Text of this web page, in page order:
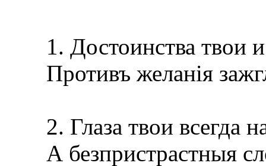
1. Достоинства твои
Противъ желанія
2. Глаза твои всегда
А безпристрастныя